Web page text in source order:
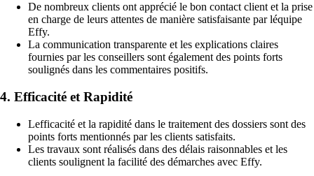
De nombreux clients ont apprécié le bon contact client et la prise
en charge de leurs attentes de manière satisfaisante par léquipe
Effy.
La communication transparente et les explications claires
fournies par les conseillers sont également des points forts
soulignés dans les commentaires positifs.
4. Efficacité et Rapidité
Lefficacité et la rapidité dans le traitement des dossiers sont des
points forts mentionnés par les clients satisfaits.
Les travaux sont réalisés dans des délais raisonnables et les
clients soulignent la facilité des démarches avec Effy.